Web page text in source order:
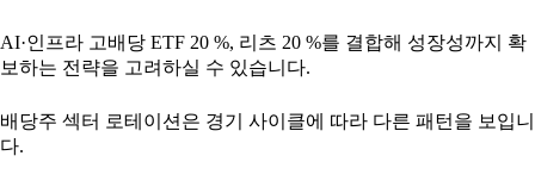
AI·인프라 고배당 ETF 20 %, 리츠 20 %를 결합해 성장성까지 확
보하는 전략을 고려하실 수 있습니다.
배당주 섹터 로테이션은 경기 사이클에 따라 다른 패턴을 보입니
다.